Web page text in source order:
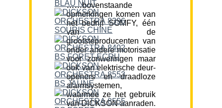
……bovenstaande
opmerkingen komen van
het bedrijf SOMFY, één
van de
grootsteproducenten van
onder andere motorisatie
voor zonweringen maar
ook van elektrische deur-
openers en draadloze
alarmsystemen,
waarmee ze het gebruik
van DICKSON aanraden.